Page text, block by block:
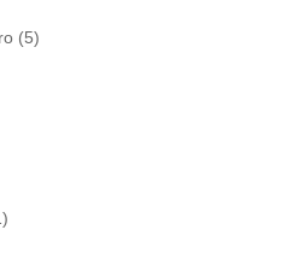
(5)